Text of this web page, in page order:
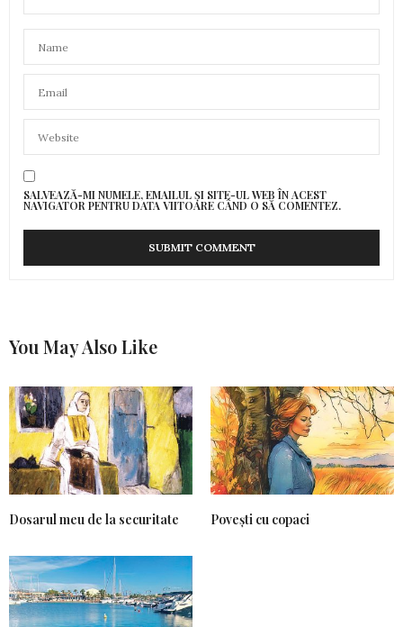
SALVEAZĂ-MI NUMELE, EMAILUL ȘI SITE-UL WEB ÎN ACEST
NAVIGATOR PENTRU DATA VIITOARE CÂND O SĂ COMENTEZ.
You May Also Like
Dosarul meu de la securitate Povești cu copaci